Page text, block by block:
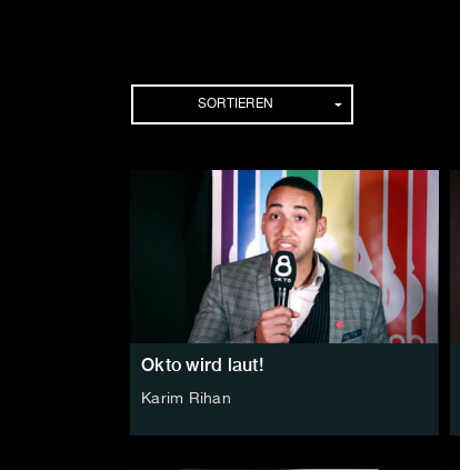
Folgen
SORTIEREN
Okto wird laut!
Karim Rihan